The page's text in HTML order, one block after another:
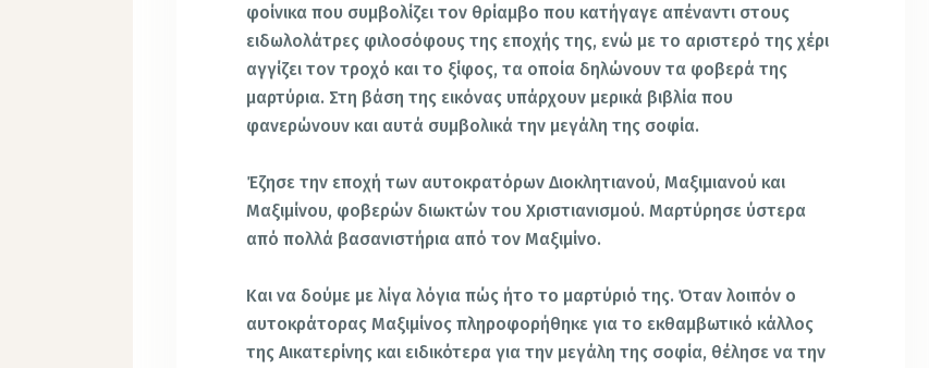
φοίνικα που συμβολίζει τον θρίαμβο που κατήγαγε απέναντι στους
ειδωλολάτρες φιλοσόφους της εποχής της, ενώ με το αριστερό της χέρι
αγγίζει τον τροχό και το ξίφος, τα οποία δηλώνουν τα φοβερά της
μαρτύρια. Στη βάση της εικόνας υπάρχουν μερικά βιβλία που
φανερώνουν και αυτά συμβολικά την μεγάλη της σοφία.
Έζησε την εποχή των αυτοκρατόρων Διοκλητιανού, Μαξιμιανού και
Μαξιμίνου, φοβερών διωκτών του Χριστιανισμού. Μαρτύρησε ύστερα
από πολλά βασανιστήρια από τον Μαξιμίνο.
Και να δούμε με λίγα λόγια πώς ήτο το μαρτύριό της. Όταν λοιπόν ο
αυτοκράτορας Μαξιμίνος πληροφορήθηκε για το εκθαμβωτικό κάλλος
της Αικατερίνης και ειδικότερα για την μεγάλη της σοφία, θέλησε να την